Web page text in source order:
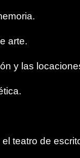
arte.
y las
teatro de